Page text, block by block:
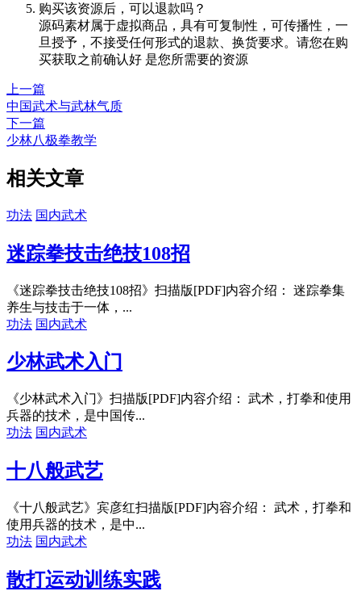
购买该资源后，可以退款吗？
源码素材属于虚拟商品，具有可复制性，可传播性，一
旦授予，不接受任何形式的退款、换货要求。请您在购
买获取之前确认好 是您所需要的资源
上一篇
中国武术与武林气质
下一篇
少林八极拳教学
相关文章
功法 国内武术
迷踪拳技击绝技108招
《迷踪拳技击绝技108招》扫描版[PDF]内容介绍： 迷踪拳集
养生与技击于一体，...
功法 国内武术
少林武术入门
《少林武术入门》扫描版[PDF]内容介绍： 武术，打拳和使用
兵器的技术，是中国传...
功法 国内武术
十八般武艺
《十八般武艺》宾彦红扫描版[PDF]内容介绍： 武术，打拳和
使用兵器的技术，是中...
功法 国内武术
散打运动训练实践